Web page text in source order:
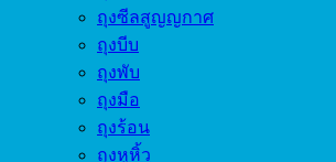
ถุงซีลสูญญกาศ
ถุงบีบ
ถุงพับ
ถุงมือ
ถุงร้อน
ถุงหูหิ้ว